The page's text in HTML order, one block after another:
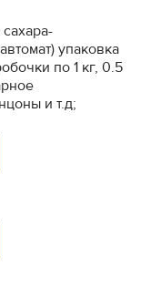
упаковка
по 1 кг, 0.5
и т.д;